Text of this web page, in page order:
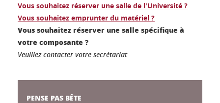
Vous souhaitez réserver une salle de l'Université ?
Vous souhaitez emprunter du matériel ?
Vous souhaitez réserver une salle spécifique à
votre composante ?
Veuillez contacter votre secrétariat
PENSE PAS BÊTE